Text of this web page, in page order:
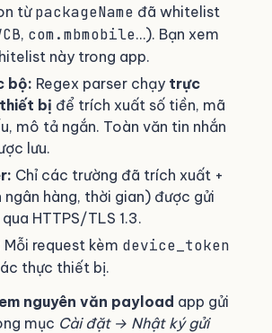
từ packageName đã whitelist
, com.mbmobile…). Bạn xem
này trong app.
bộ: Regex parser chạy trực
bị để trích xuất số tiền, mã
mô tả ngắn. Toàn văn tin nhắn
lưu.
Chỉ các trường đã trích xuất +
hàng, thời gian) được gửi
HTTPS/TLS 1.3.
Mỗi request kèm device_token
thực thiết bị.
nguyên văn payload app gửi
mục Cài đặt → Nhật ký gửi